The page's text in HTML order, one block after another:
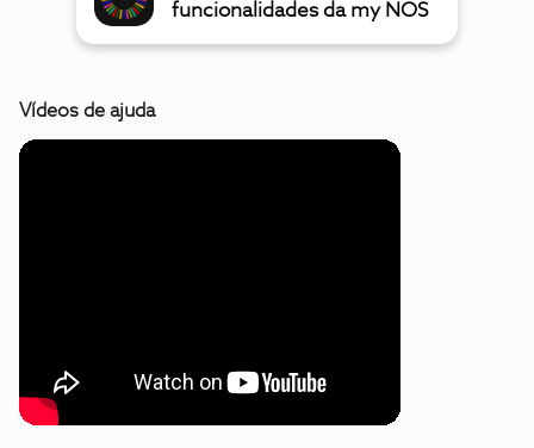
funcionalidades da my NOS
Vídeos de ajuda